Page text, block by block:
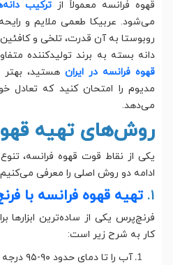
قهوه فرانسه معمولاً از ترکیب
می‌شود. عربیکا طعمی ملایم و
روبوستا به آن قدرت، تلخی و
دانه بسته به برند تولیدکننده
قهوه فرانسه در ایران هستید،
مدیوم را امتحان کنید که تعادل
می‌دهد.
روش‌های تهیه
یکی از نقاط قوت قهوه فرانسه،
ادامه دو روش اصلی را معرفی
1. تهیه قهوه فرانسه با
فرنچ‌پرس یکی از ساده‌ترین ابزارها
کار به شرح زیر است:
آب را تا دمای حدود ۹۰-۹۵ درجه گرم کنید.